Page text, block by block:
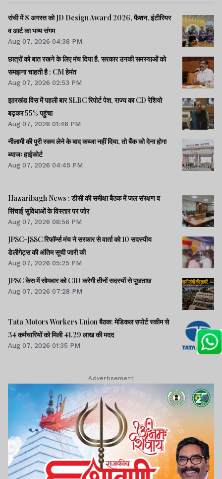
रांची में 8 अगस्त को JD Design Award 2026, फैशन, इंटीरियर
व आर्ट का भव्य संगम
Aug 07, 2026 04:38 PM
छात्रों को बात रखने के लिए मंच दिया है, सरकार उनकी समस्याओं को
समझना चाहती है : CM हेमंत
Aug 07, 2026 02:53 PM
झारखंड विस में पहली बार SLBC रिपोर्ट पेश, राज्य का CD रेशियो
बढ़कर 55% पहुंचा
Aug 07, 2026 01:46 PM
नीलामी की पूरी रकम लेने के बाद कब्जा नहीं दिया, तो बैंक को देना होगा
ब्याजः हाईकोर्ट
Aug 07, 2026 04:45 PM
Hazaribagh News : डीसी की समीक्षा बैठक में जल संरक्षण व
सिंचाई सुविधाओं के विस्तार पर जोर
Aug 07, 2026 08:56 PM
JPSC-JSSC रिफॉर्म्स मंच ने सरकार से वार्ता को 10 सदस्यीय
डेलीगेट्स की अंतिम सूची जारी की
Aug 07, 2026 05:25 PM
JPSC केस में सोमवार को CID करेगी तीनों सदस्यों से पूछताछ
Aug 07, 2026 07:28 PM
Tata Motors Workers Union बैठक: मेडिकल सपोर्ट स्कीम से
34 कर्मचारियों को मिली 41.29 लाख की मदद
Aug 07, 2026 01:35 PM
Advertisement